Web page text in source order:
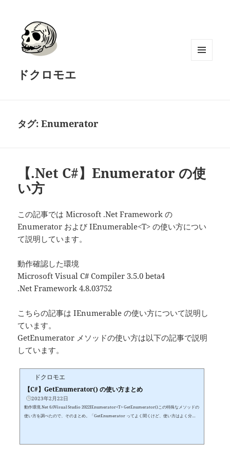
ドクロモエ
タグ:Enumerator
【.Net C#】Enumerator の使
い方
この記事では Microsoft .Net Framework の
Enumerator および IEnumerable<T> の使い方につい
て説明しています。
動作確認した環境
Microsoft Visual C# Compiler 3.5.0 beta4
.Net Framework 4.8.03752
こちらの記事は IEnumerable の使い方について説明し
ています。
GetEnumerator メソッドの使い方は以下の記事で説明
しています。
ドクロモエ
【C#】GetEnumerator() の使い方まとめ
2023年2月22日
動作環境.Net 6.0Visual Studio 2022IEnumerator<T> GetEnumerator()この特殊なメソッドの
使い方を調べたので、そのまとめ。「GetEnumerator ってよく聞くけど、使い方はよく分か